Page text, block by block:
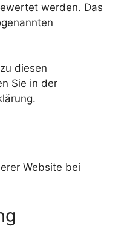
werden. Das
diesen
Sie in der
Website bei